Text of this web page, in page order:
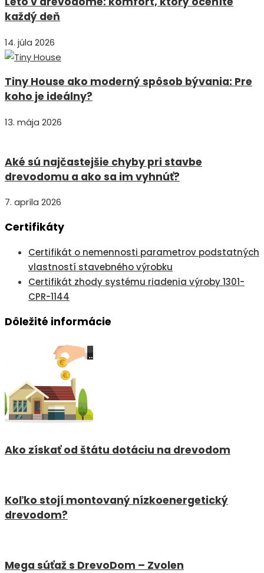
každý deň
14. júla 2026
Tiny House ako moderný spôsob bývania: Pre
koho je ideálny?
13. mája 2026
Aké sú najčastejšie chyby pri stavbe
drevodomu a ako sa im vyhnúť?
7. apríla 2026
Certifikáty
Certifikát o nemennosti parametrov podstatných
vlastností stavebného výrobku
Certifikát zhody systému riadenia výroby 1301-
CPR-1144
Dôležité informácie
Ako získať od štátu dotáciu na drevodom
Koľko stojí montovaný nízkoenergetický
drevodom?
Mega súťaž s DrevoDom – Zvolen